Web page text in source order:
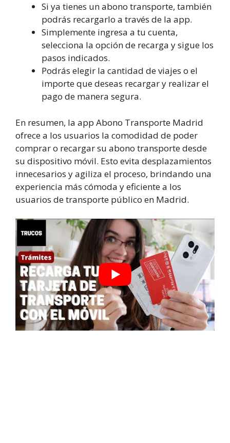
Si ya tienes un abono transporte, también
podrás recargarlo a través de la app.
Simplemente ingresa a tu cuenta,
selecciona la opción de recarga y sigue los
pasos indicados.
Podrás elegir la cantidad de viajes o el
importe que deseas recargar y realizar el
pago de manera segura.
En resumen, la app Abono Transporte Madrid
ofrece a los usuarios la comodidad de poder
comprar o recargar su abono transporte desde
su dispositivo móvil. Esto evita desplazamientos
innecesarios y agiliza el proceso, brindando una
experiencia más cómoda y eficiente a los
usuarios de transporte público en Madrid.